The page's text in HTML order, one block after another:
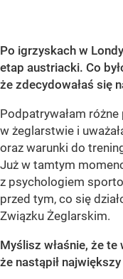
Po igrzyskach w
etap austriacki. Co
że zdecydowałaś się
Podpatrywałam
w żeglarstwie i
oraz warunki do
Już w tamtym
z psychologiem
przed tym, co się
Związku Żeglarskim.
Myślisz właśnie, że
że nastąpił